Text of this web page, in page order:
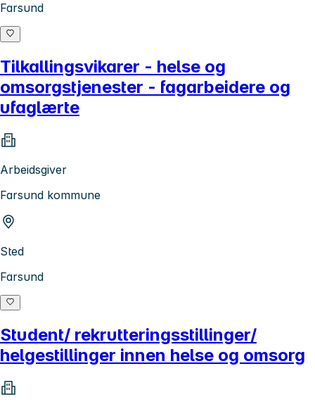
Farsund
Tilkallingsvikarer - helse og
omsorgstjenester - fagarbeidere og
ufaglærte
Arbeidsgiver
Farsund kommune
Sted
Farsund
Student/ rekrutteringsstillinger/
helgestillinger innen helse og omsorg